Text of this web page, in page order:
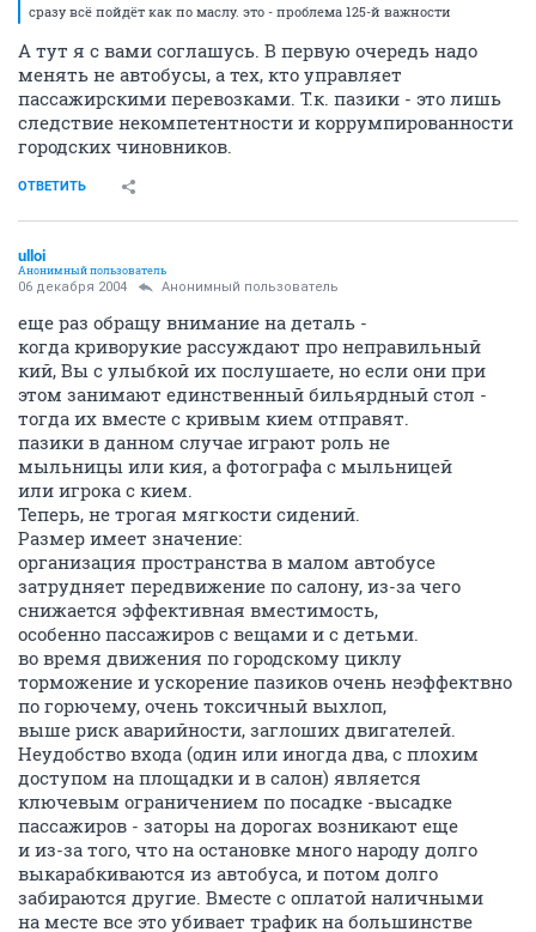
сразу всё пойдёт как по маслу. это - проблема 125-й важности
А тут я с вами соглашусь. В первую очередь надо
менять не автобусы, а тех, кто управляет
пассажирскими перевозками. Т.к. пазики - это лишь
следствие некомпетентности и коррумпированности
городских чиновников.
ОТВЕТИТЬ
ulloi
Анонимный пользователь
06 декабря 2004 Анонимный пользователь
еще раз обращу внимание на деталь -
когда криворукие рассуждают про неправильный
кий, Вы с улыбкой их послушаете, но если они при
этом занимают единственный бильярдный стол -
тогда их вместе с кривым кием отправят.
пазики в данном случае играют роль не
мыльницы или кия, а фотографа с мыльницей
или игрока с кием.
Теперь, не трогая мягкости сидений.
Размер имеет значение:
организация пространства в малом автобусе
затрудняет передвижение по салону, из-за чего
снижается эффективная вместимость,
особенно пассажиров с вещами и с детьми.
во время движения по городскому циклу
торможение и ускорение пазиков очень неэффектвно
по горючему, очень токсичный выхлоп,
выше риск аварийности, заглоших двигателей.
Неудобство входа (один или иногда два, с плохим
доступом на площадки и в салон) является
ключевым ограничением по посадке -высадке
пассажиров - заторы на дорогах возникают еще
и из-за того, что на остановке много народу долго
выкарабкиваются из автобуса, и потом долго
забираются другие. Вместе с оплатой наличными
на месте все это убивает трафик на большинстве